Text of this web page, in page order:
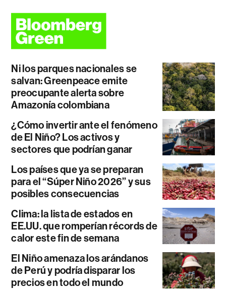
Ni los parques nacionales se
salvan: Greenpeace emite
preocupante alerta sobre
Amazonía colombiana
¿Cómo invertir ante el fenómeno
de El Niño? Los activos y
sectores que podrían ganar
Los países que ya se preparan
para el “Súper Niño 2026” y sus
posibles consecuencias
Clima: la lista de estados en
EE.UU. que romperían récords de
calor este fin de semana
El Niño amenaza los arándanos
de Perú y podría disparar los
precios en todo el mundo